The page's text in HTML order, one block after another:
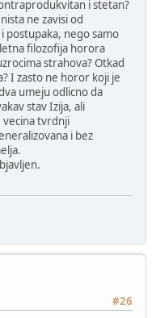
i stetan?
ne zavisi od
postupaka, nego samo
filozofija horora
strahova? Otkad
I zasto ne horor koji je
umeju odlicno da
stav Izija, ali
vecina tvrdnji
i bez
#26